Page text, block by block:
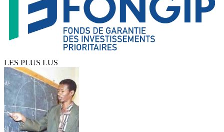
LES PLUS LUS